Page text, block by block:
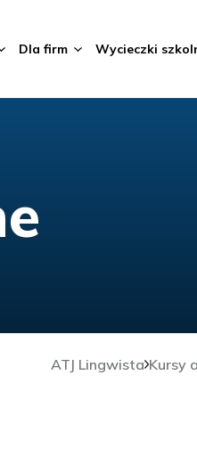
Dla firm Wycieczki
ATJ Lingwista Kursy